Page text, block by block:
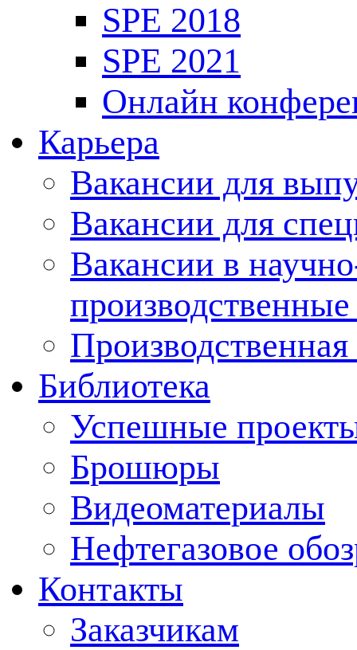
SPE 2018
SPE 2021
Онлайн
Карьера
Вакансии для
Вакансии для
Вакансии в
Производственная
Библиотека
Успешные
Брошюры
Видеоматериалы
Нефтегазовое
Контакты
Заказчикам